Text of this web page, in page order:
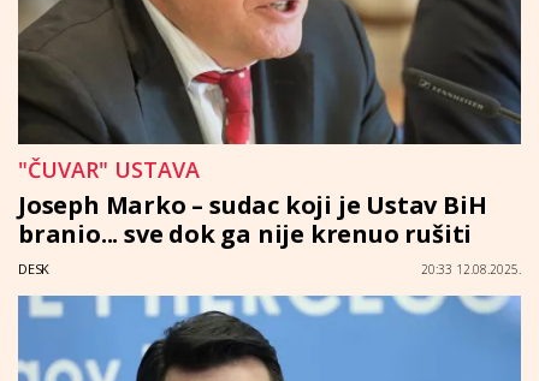
"ČUVAR" USTAVA
Joseph Marko – sudac koji je Ustav BiH
branio... sve dok ga nije krenuo rušiti
DESK 20:33 12.08.2025.